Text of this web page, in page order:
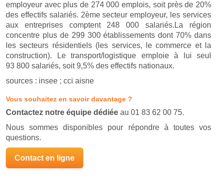
employeur avec plus de 274 000 emplois, soit près de 20%
des effectifs salariés. 2ème secteur employeur, les services
aux entreprises comptent 248 000 salariés.La région
concentre plus de 299 300 établissements dont 70% dans
les secteurs résidentiels (les services, le commerce et la
construction). Le transport/logistique emploie à lui seul
93 800 salariés, soit 9,5% des effectifs nationaux.
sources : insee ; cci aisne
Vous souhaitez en savoir davantage ?
Contactez notre équipe dédiée au 01 83 62 00 75.
Nous sommes disponibles pour répondre à toutes vos
questions.
Contact en ligne